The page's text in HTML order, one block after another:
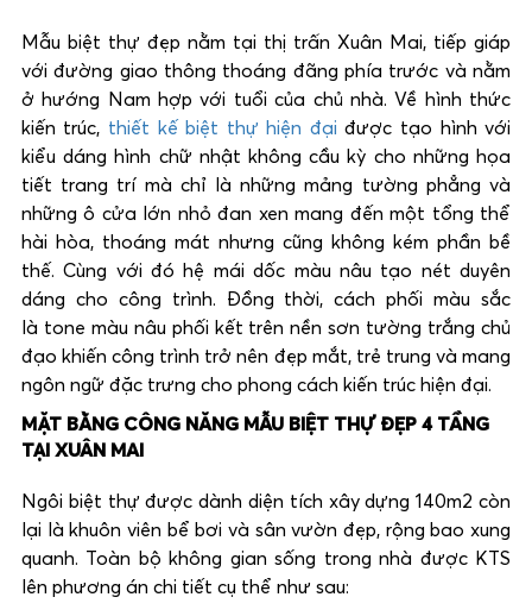
Mẫu biệt thự đẹp nằm tại thị trấn Xuân Mai, tiếp giáp
với đường giao thông thoáng đãng phía trước và nằm
ở hướng Nam hợp với tuổi của chủ nhà. Về hình thức
kiến trúc, thiết kế biệt thự hiện đại được tạo hình với
kiểu dáng hình chữ nhật không cầu kỳ cho những họa
tiết trang trí mà chỉ là những mảng tường phẳng và
những ô cửa lớn nhỏ đan xen mang đến một tổng thể
hài hòa, thoáng mát nhưng cũng không kém phần bề
thế. Cùng với đó hệ mái dốc màu nâu tạo nét duyên
dáng cho công trình. Đồng thời, cách phối màu sắc
là tone màu nâu phối kết trên nền sơn tường trắng chủ
đạo khiến công trình trở nên đẹp mắt, trẻ trung và mang
ngôn ngữ đặc trưng cho phong cách kiến trúc hiện đại.
MẶT BẰNG CÔNG NĂNG MẪU BIỆT THỰ ĐẸP 4 TẦNG
TẠI XUÂN MAI
Ngôi biệt thự được dành diện tích xây dựng 140m2 còn
lại là khuôn viên bể bơi và sân vườn đẹp, rộng bao xung
quanh. Toàn bộ không gian sống trong nhà được KTS
lên phương án chi tiết cụ thể như sau: